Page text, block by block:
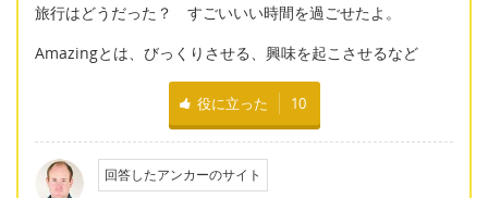
旅行はどうだった？ すごいいい時間を過ごせたよ。
Amazingとは、びっくりさせる、興味を起こさせるなど
役に立った 10
回答したアンカーのサイト